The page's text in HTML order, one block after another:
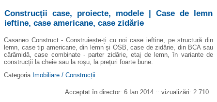
Construcții case, proiecte, modele | Case de lemn
ieftine, case americane, case zidărie
Casaneo Construct - Construiește-ți cu noi case ieftine, pe structură din
lemn, case tip americane, din lemn și OSB, case de zidărie, din BCA sau
cărămidă, case combinate - parter zidărie, etaj de lemn, în variante de
construcții la cheie sau la roșu, la prețuri foarte bune.
Categoria Imobiliare / Construcții
Acceptat în director: 6 Ian 2014 :: vizualizări: 2.710